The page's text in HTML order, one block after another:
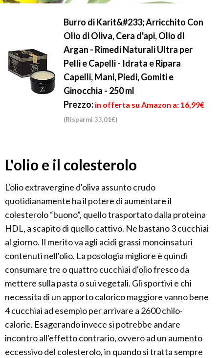
Burro di Karit&#233; Arricchito Con
Olio di Oliva, Cera d'api, Olio di
Argan - Rimedi Naturali Ultra per
Pelli e Capelli - Idrata e Ripara
Capelli, Mani, Piedi, Gomiti e
Ginocchia - 250 ml
Prezzo: in offerta su Amazon a: 16,99€
(Risparmi 33,01€)
L'olio e il colesterolo
L'olio extravergine d'oliva assunto crudo
quotidianamente ha il potere di aumentare il
colesterolo “buono”, quello trasportato dalla proteina
HDL, a scapito di quello cattivo. Ne bastano 3 cucchiai
al giorno. Il merito va agli acidi grassi monoinsaturi
contenuti nell'olio. La posologia migliore è quindi
consumare tre o quattro cucchiai d'olio fresco da
mettere sulla pasta o sui vegetali. Gli sportivi e chi
necessita di un apporto calorico maggiore vanno bene
4 cucchiai ad esempio per arrivare a 2600 chilo-
calorie. Esagerando invece si potrebbe andare
incontro all'effetto contrario, ovvero ad un aumento
eccessivo del colesterolo, in quando si tratta sempre